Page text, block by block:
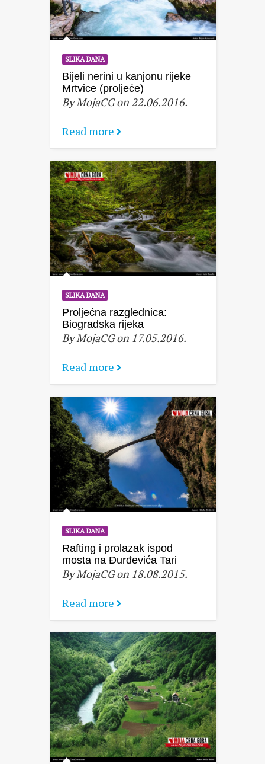
SLIKA DANA
Bijeli nerini u kanjonu rijeke
Mrtvice (proljeće)
By MojaCG on 22.06.2016.
Read more
SLIKA DANA
Proljećna razglednica:
Biogradska rijeka
By MojaCG on 17.05.2016.
Read more
SLIKA DANA
Rafting i prolazak ispod
mosta na Đurđevića Tari
By MojaCG on 18.08.2015.
Read more